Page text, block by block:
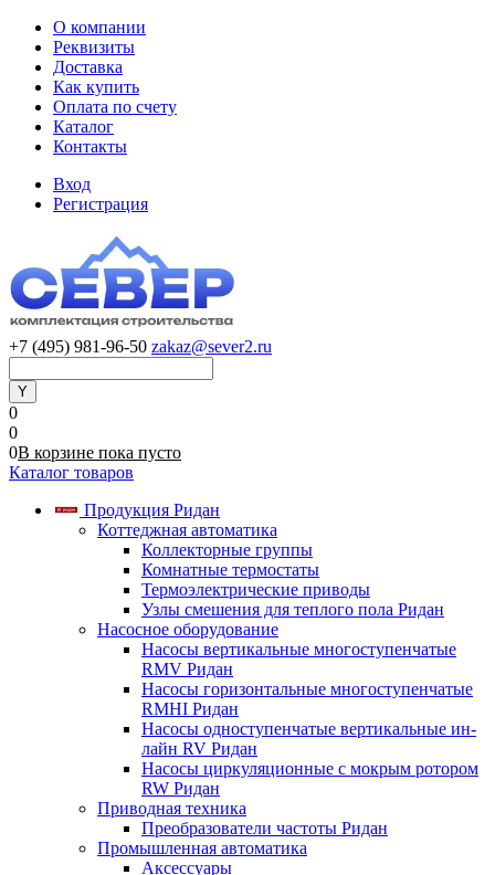
О компании
Реквизиты
Доставка
Как купить
Оплата по счету
Каталог
Контакты
Вход
Регистрация
+7 (495) 981-96-50 zakaz@sever2.ru
0
0
0В корзине пока пусто
Каталог товаров
Продукция Ридан
Коттеджная автоматика
Коллекторные группы
Комнатные термостаты
Термоэлектрические приводы
Узлы смешения для теплого пола Ридан
Насосное оборудование
Насосы вертикальные многоступенчатые
RMV Ридан
Насосы горизонтальные многоступенчатые
RMHI Ридан
Насосы одноступенчатые вертикальные ин-
лайн RV Ридан
Насосы циркуляционные с мокрым ротором
RW Ридан
Приводная техника
Преобразователи частоты Ридан
Промышленная автоматика
Аксессуары